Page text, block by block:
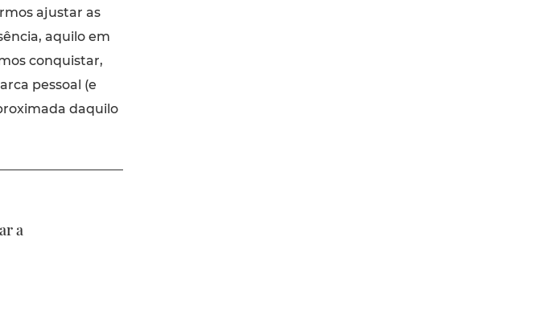
ajustar as
aquilo em
conquistar,
pessoal (e
daquilo
a